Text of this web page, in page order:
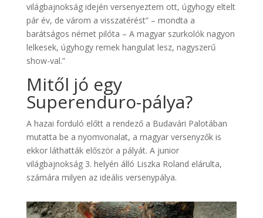
világbajnokság idején versenyeztem ott, úgyhogy eltelt
pár év, de várom a visszatérést” – mondta a
barátságos német pilóta – A magyar szurkolók nagyon
lelkesek, úgyhogy remek hangulat lesz, nagyszerű
show-val.”
Mitől jó egy
Superenduro-pálya?
A hazai forduló előtt a rendező a Budavári Palotában
mutatta be a nyomvonalat, a magyar versenyzők is
ekkor láthatták először a pályát. A junior
világbajnokság 3. helyén álló Liszka Roland elárulta,
számára milyen az ideális versenypálya.